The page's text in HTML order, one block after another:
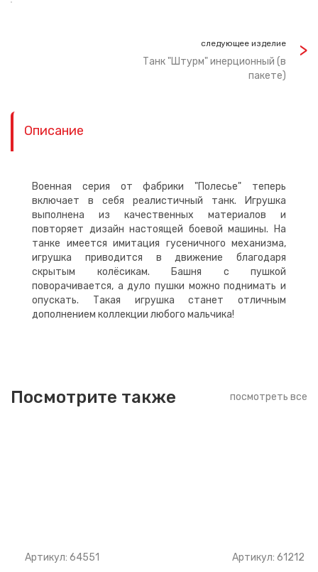
следующее изделие
Танк "Штурм" инерционный (в
пакете)
Описание
Военная серия от фабрики "Полесье" теперь
включает в себя реалистичный танк. Игрушка
выполнена из качественных материалов и
повторяет дизайн настоящей боевой машины. На
танке имеется имитация гусеничного механизма,
игрушка приводится в движение благодаря
скрытым колёсикам. Башня с пушкой
поворачивается, а дуло пушки можно поднимать и
опускать. Такая игрушка станет отличным
дополнением коллекции любого мальчика!
Посмотрите также посмотреть все
Артикул: 64551
Артикул: 61212